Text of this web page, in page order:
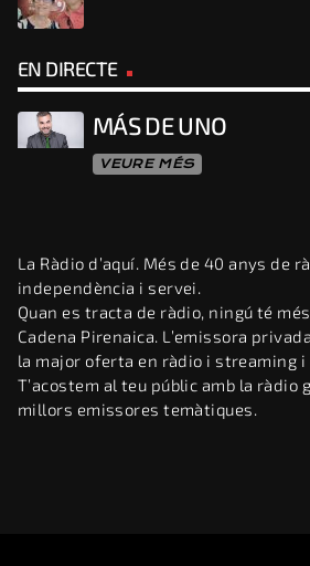
EN DIRECTE
MÁS DE UNO
VEURE MÉS
La Ràdio d’aquí. Més de 40 anys de
independència i servei.
Quan es tracta de ràdio, ningú té
Cadena Pirenaica. L’emissora
la major oferta en ràdio i streaming i
T’acostem al teu públic amb la
millors emissores temàtiques.